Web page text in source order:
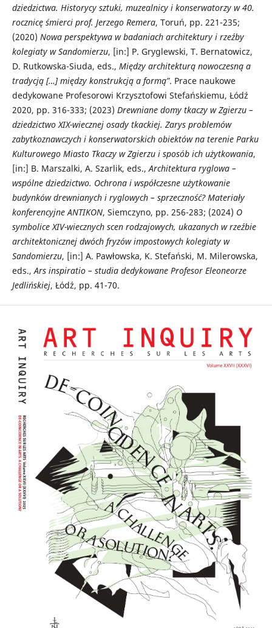
dziedzictwa. Historycy sztuki, muzealnicy i konserwatorzy w 40.
rocznicę śmierci prof. Jerzego Remera, Toruń, pp. 221-235;
(2020) Nowa perspektywa w badaniach architektury i rzeźby
kolegiaty w Sandomierzu, [in:] P. Gryglewski, T. Bernatowicz,
D. Rutkowska-Siuda, eds., Między architekturą nowoczesną a
tradycją […] między konstrukcją a formą”. Prace naukowe
dedykowane Profesorowi Krzysztofowi Stefańskiemu, Łódź
2020, pp. 316-333; (2023) Drewniane domy tkaczy w Zgierzu –
dziedzictwo XIX-wiecznej osady tkackiej. Zarys problemów
zabytkoznawczych i konserwatorskich obiektów na terenie Parku
Kulturowego Miasto Tkaczy w Zgierzu i sposób ich użytkowania,
[in:] B. Marszalki, A. Szarlik, eds.,Architektura ryglowa –
wspólne dziedzictwo. Ochrona i współczesne użytkowanie
budynków drewnianych i ryglowych – sprzeczność? Materiały
konferencyjne ANTIKON, Siemczyno, pp. 256-283; (2024) O
symbolice XIV-wiecznych scen rodzajowych, ukazanych w rzeźbie
architektonicznej dwóch fryzów impostowych kolegiaty w
Sandomierzu, [in:] A. Pawłowska, K. Stefański, M. Milerowska,
eds., Ars inspiratio – studia dedykowane Profesor Eleoneorze
Jedlińskiej, Łódź, pp. 41-70.